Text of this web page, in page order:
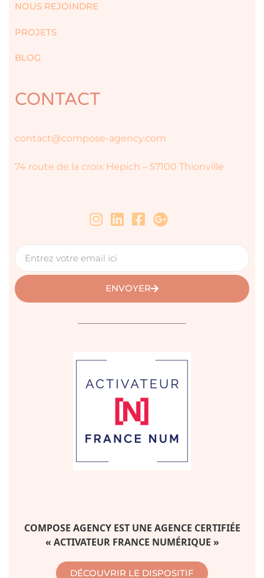
NOUS REJOINDRE
PROJETS
BLOG
CONTACT
contact@compose-agency.com
74 route de la croix Hepich – 57100 Thionville
ENVOYER
COMPOSE AGENCY EST UNE AGENCE CERTIFIÉE
« ACTIVATEUR FRANCE NUMÉRIQUE »
DÉCOUVRIR LE DISPOSITIF